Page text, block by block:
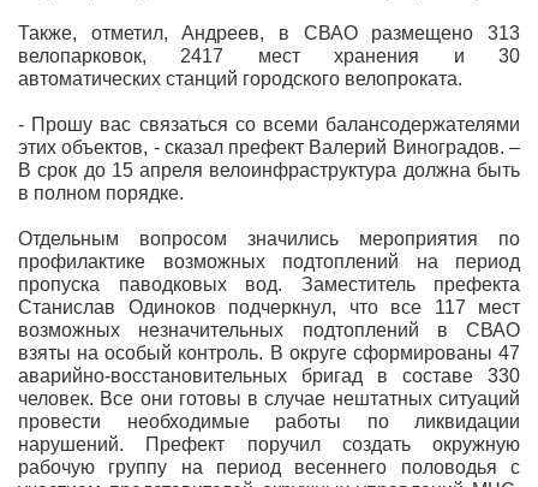
Также, отметил, Андреев, в СВАО размещено 313
велопарковок, 2417 мест хранения и 30
автоматических станций городского велопроката.
- Прошу вас связаться со всеми балансодержателями
этих объектов, - сказал префект Валерий Виноградов. –
В срок до 15 апреля велоинфраструктура должна быть
в полном порядке.
Отдельным вопросом значились мероприятия по
профилактике возможных подтоплений на период
пропуска паводковых вод. Заместитель префекта
Станислав Одиноков подчеркнул, что все 117 мест
возможных незначительных подтоплений в СВАО
взяты на особый контроль. В округе сформированы 47
аварийно-восстановительных бригад в составе 330
человек. Все они готовы в случае нештатных ситуаций
провести необходимые работы по ликвидации
нарушений. Префект поручил создать окружную
рабочую группу на период весеннего половодья с